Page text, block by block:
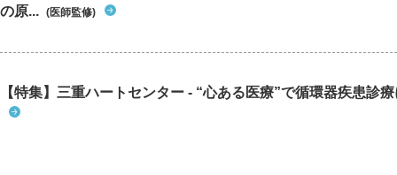
の原... (医師監修)
【特集】三重ハートセンター - “心ある医療”で循環器疾患診